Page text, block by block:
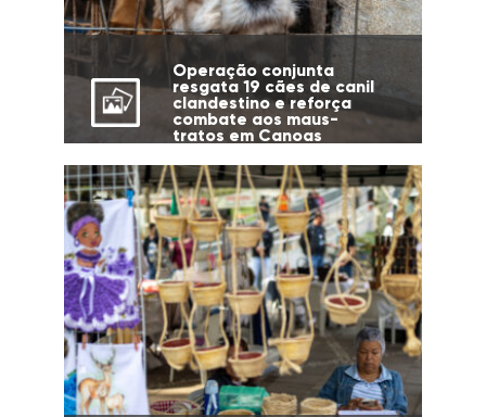
Operação conjunta
resgata 19 cães de canil
clandestino e reforça
combate aos maus-
tratos em Canoas